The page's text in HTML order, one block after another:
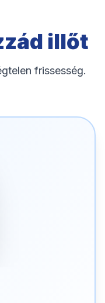
illőt
frissesség.